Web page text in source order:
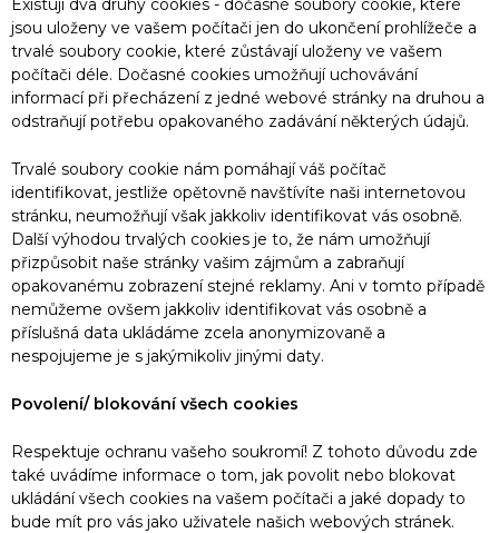
Existují dva druhy cookies - dočasné soubory cookie, které
jsou uloženy ve vašem počítači jen do ukončení prohlížeče a
trvalé soubory cookie, které zůstávají uloženy ve vašem
počítači déle. Dočasné cookies umožňují uchovávání
informací při přecházení z jedné webové stránky na druhou a
odstraňují potřebu opakovaného zadávání některých údajů.
Trvalé soubory cookie nám pomáhají váš počítač
identifikovat, jestliže opětovně navštívíte naši internetovou
stránku, neumožňují však jakkoliv identifikovat vás osobně.
Další výhodou trvalých cookies je to, že nám umožňují
přizpůsobit naše stránky vašim zájmům a zabraňují
opakovanému zobrazení stejné reklamy. Ani v tomto případě
nemůžeme ovšem jakkoliv identifikovat vás osobně a
příslušná data ukládáme zcela anonymizovaně a
nespojujeme je s jakýmikoliv jinými daty.
Povolení/ blokování všech cookies
Respektuje ochranu vašeho soukromí! Z tohoto důvodu zde
také uvádíme informace o tom, jak povolit nebo blokovat
ukládání všech cookies na vašem počítači a jaké dopady to
bude mít pro vás jako uživatele našich webových stránek.